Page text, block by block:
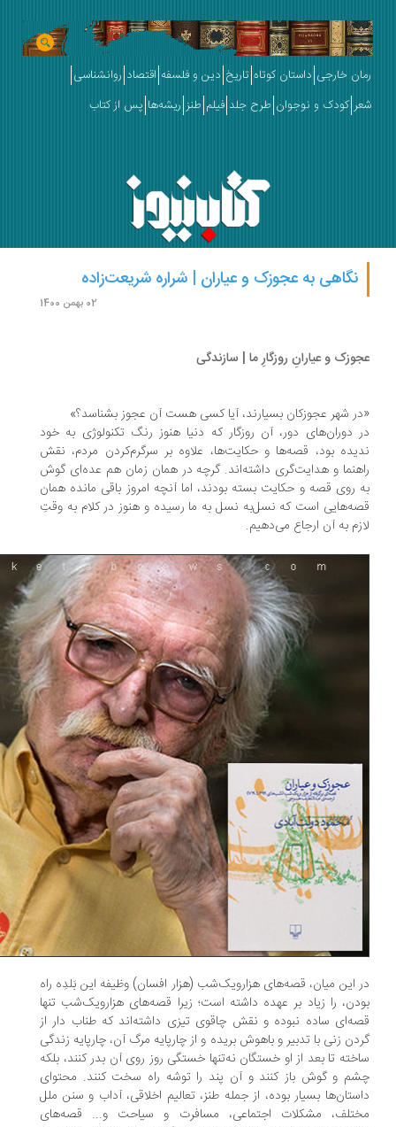
خارجی داستان کوتاه تاریخ دین و فلسفه اقتصاد روانشناسی
کودک و نوجوان طرح جلد فیلم طنز ریشه‌ها پس از کتاب
نگاهی به عجوزک و عیاران | شراره شریعت‌زاده
و عیارانِ روزگارِ ما | سازندگی
شهر عجوزکان بسیارند، آیا کسی هست آن عجوز بشناسد؟»
دوران‌های دور، آن روزگار که دنیا هنوز رنگ تکنولوژی به خود
بود، قصه‌ها و حکایت‌ها، علاوه بر سرگرم‌کردن مردم، نقش
و هدایت‌گری داشته‌اند. گرچه در همان زمان هم عده‌ای گوش
روی قصه و حکایت بسته بودند، اما آنچه امروز باقی ‌مانده همان
است که نسل‌به نسل به ما رسیده و هنوز در کلام به وقتِ
به آن ارجاع می‌دهیم.
این میان، قصه‌های هزارویک‌شب (هزار افسان) وظیفه‌ این بَلدِه راه
را زیاد بر عهده داشته ‌است؛ زیرا قصه‌های هزارویک‌شب تنها
ساده نبوده و نقش چاقوی تیزی داشته‌اند که طناب دار از
زنی با تدبیر و باهوش بریده و از چارپایه‌ مرگ آن، چارپایه‌ زندگی
تا بعد از او خستگان نه‌تنها خستگی روز روی آن بدر کنند، بلکه
و گوش باز کنند و آن پند را توشه‌ راه‌ سخت کنند. محتوای
بسیار بوده، از جمله طنز، تعالیم اخلاقی، آداب و سنن ملل
مشکلات اجتماعی، مسافرت و سیاحت و... قصه‌های